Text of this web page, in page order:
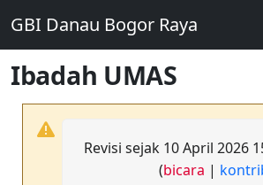
GBI Danau Bogor Raya
Ibadah UMAS
Revisi sejak 10 April 2026
(bicara |